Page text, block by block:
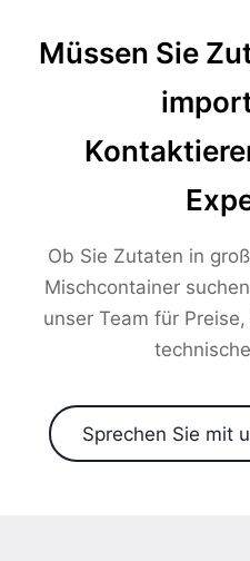
Müssen Sie
Ob Sie Zutaten in
Mischcontainer
unser Team für
Sprechen Sie mit